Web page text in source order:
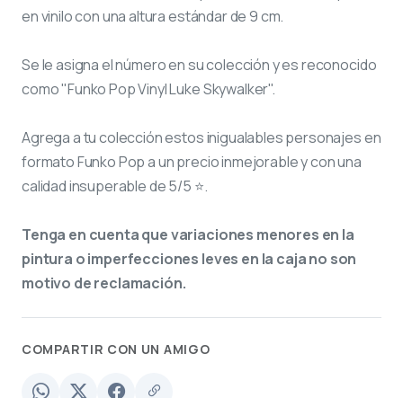
en vinilo con una altura estándar de 9 cm.
Se le asigna el númeroen su colección y es reconocido
como "Funko Pop Vinyl Luke Skywalker".
Agrega a tu colección estos inigualables personajes en
formato Funko Pop a un precio inmejorable y con una
calidad insuperable de 5/5 ⭐.
Tenga en cuenta que variaciones menores en la
pintura o imperfecciones leves en la caja no son
motivo de reclamación.
COMPARTIR CON UN AMIGO